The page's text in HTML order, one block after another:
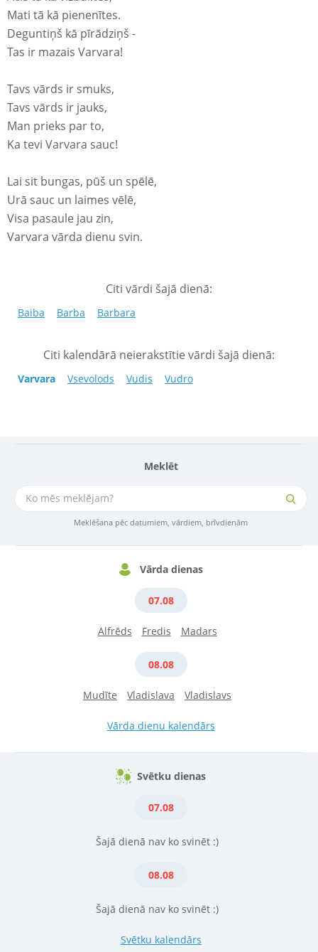
Meklēt
Meklēšana pēc datumiem, vārdiem, brīvdienām
Vārda dienas
07.08
Alfrēds Fredis Madars
08.08
Mudīte Vladislava Vladislavs
Vārda dienu kalendārs
Svētku dienas
07.08
Šajā dienā nav ko svinēt :)
08.08
Šajā dienā nav ko svinēt :)
Svētku kalendārs
Mati tā kā pienenītes.
Deguntiņš kā pīrādziņš -
Tas ir mazais Varvara!
Tavs vārds ir smuks,
Tavs vārds ir jauks,
Man prieks par to,
Ka tevi Varvara sauc!
Lai sit bungas, pūš un spēlē,
Urā sauc un laimes vēlē,
Visa pasaule jau zin,
Varvara vārda dienu svin.
Citi vārdi šajā dienā:
Baiba Barba Barbara
Citi kalendārā neierakstītie vārdi šajā dienā:
Varvara Vsevolods Vudis Vudro